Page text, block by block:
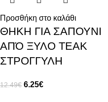
Προσθήκη στο καλάθι
ΘΗΚΗ ΓΙΑ ΣΑΠΟΥΝΙ
ΑΠΌ ΞΥΛΟ ΤΕΑΚ
ΣΤΡΟΓΓΥΛΗ
12.49€ 6.25€